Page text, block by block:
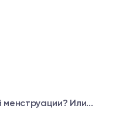
менструации? Или...